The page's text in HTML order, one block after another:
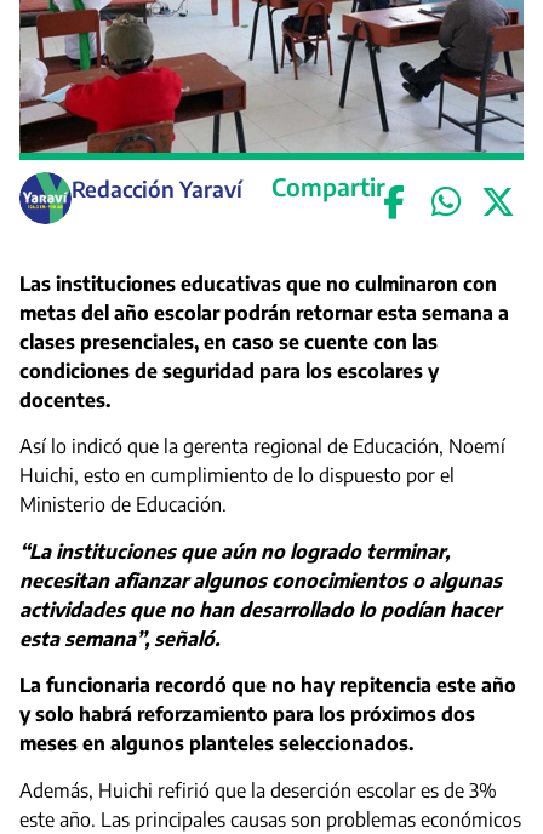
Redacción Yaraví Compartir
Las instituciones educativas que no culminaron con
metas del año escolar podrán retornar esta semana a
clases presenciales, en caso se cuente con las
condiciones de seguridad para los escolares y
docentes.
Así lo indicó que la gerenta regional de Educación, Noemí
Huichi, esto en cumplimiento de lo dispuesto por el
Ministerio de Educación.
“La instituciones que aún no logrado terminar,
necesitan afianzar algunos conocimientos o algunas
actividades que no han desarrollado lo podían hacer
esta semana”, señaló.
La funcionaria recordó que no hay repitencia este año
y solo habrá reforzamiento para los próximos dos
meses en algunos planteles seleccionados.
Además, Huichi refirió que la deserción escolar es de 3%
este año. Las principales causas son problemas económicos